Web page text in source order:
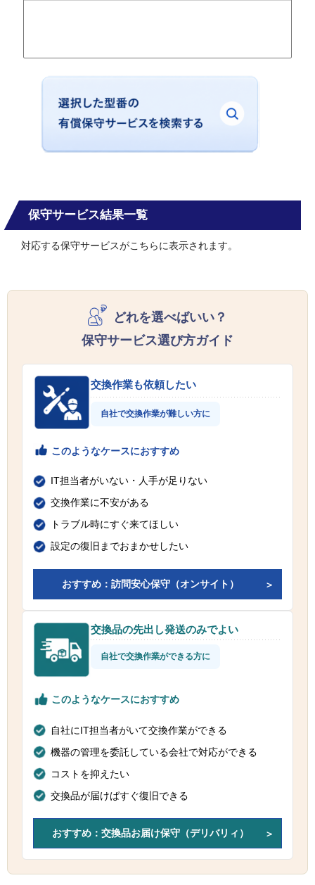
保守サービス結果一覧
対応する保守サービスがこちらに表示されます。
どれを選べばいい？
保守サービス選び方ガイド
交換作業も依頼したい
自社で交換作業が難しい方に
このようなケースにおすすめ
IT担当者がいない・人手が足りない
交換作業に不安がある
トラブル時にすぐ来てほしい
設定の復旧までおまかせしたい
おすすめ：訪問安心保守（オンサイト）
交換品の先出し発送のみでよい
自社で交換作業ができる方に
このようなケースにおすすめ
自社にIT担当者がいて交換作業ができる
機器の管理を委託している会社で対応ができる
コストを抑えたい
交換品が届けばすぐ復旧できる
おすすめ：交換品お届け保守（デリバリィ）